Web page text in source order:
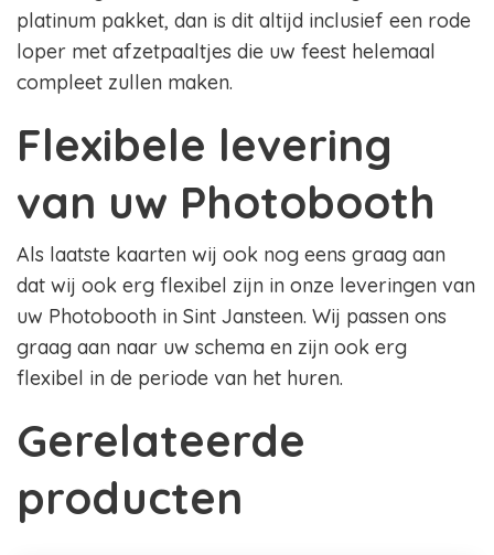
platinum pakket, dan is dit altijd inclusief een rode
loper met afzetpaaltjes die uw feest helemaal
compleet zullen maken.
Flexibele levering
van uw Photobooth
Als laatste kaarten wij ook nog eens graag aan
dat wij ook erg flexibel zijn in onze leveringen van
uw Photobooth in Sint Jansteen. Wij passen ons
graag aan naar uw schema en zijn ook erg
flexibel in de periode van het huren.
Gerelateerde
producten